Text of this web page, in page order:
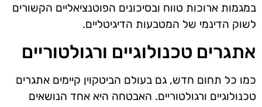
במגמות ארוכות טווח ובסיכונים הפוטנציאליים הקשורים
לשוק הדינמי של המטבעות הדיגיטליים.
אתגרים טכנולוגיים ורגולטוריים
כמו כל תחום חדש, גם בעולם הביטקוין קיימים אתגרים
טכנולוגיים ורגולטוריים. האבטחה היא אחד הנושאים